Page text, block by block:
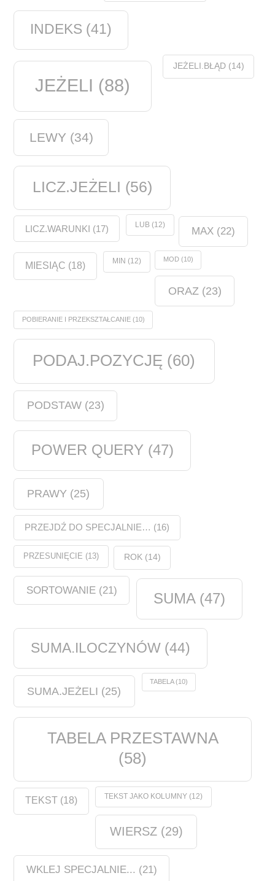
INDEKS (41)
JEŻELI (88)
JEŻELI.BŁĄD(14)
LEWY (34)
LICZ.JEŻELI (56)
LICZ.WARUNKI (17) LUB(12)
MAX(22)
MIESIĄC (18) MIN (12) MOD(10)
ORAZ (23)
POBIERANIE I PRZEKSZTAŁCANIE(10)
PODAJ.POZYCJĘ (60)
PODSTAW(23)
POWER QUERY (47)
PRAWY (25)
PRZEJDŹ DO SPECJALNIE… (16)
PRZESUNIĘCIE (13) ROK(14)
SORTOWANIE(21) SUMA(47)
SUMA.ILOCZYNÓW (44)
SUMA.JEŻELI (25)
TABELA(10)
TABELA PRZESTAWNA
(58)
TEKST (18) TEKST JAKO KOLUMNY(12)
WIERSZ(29)
WKLEJ SPECJALNIE... (21)